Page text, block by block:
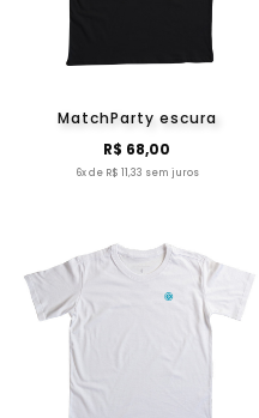
MatchParty escura
R$ 68,00
6x de R$ 11,33 sem juros